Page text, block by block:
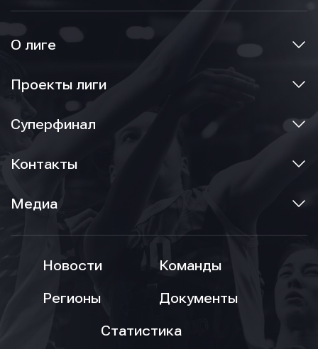
О лиге
Проекты лиги
Суперфинал
Контакты
Медиа
Новости
Команды
Регионы
Документы
Статистика